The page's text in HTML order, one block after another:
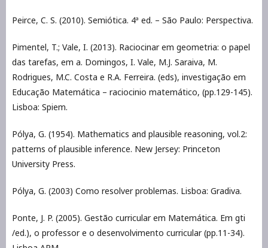
Peirce, C. S. (2010). Semiótica. 4ª ed. – São Paulo: Perspectiva.
Pimentel, T.; Vale, I. (2013). Raciocinar em geometria: o papel
das tarefas, em a. Domingos, I. Vale, M.J. Saraiva, M.
Rodrigues, M.C. Costa e R.A. Ferreira. (eds), investigação em
Educação Matemática – raciocinio matemático, (pp.129-145).
Lisboa: Spiem.
Pólya, G. (1954). Mathematics and plausible reasoning, vol.2:
patterns of plausible inference. New Jersey: Princeton
University Press.
Pólya, G. (2003) Como resolver problemas. Lisboa: Gradiva.
Ponte, J. P. (2005). Gestão curricular em Matemática. Em gti
/ed.), o professor e o desenvolvimento curricular (pp.11-34).